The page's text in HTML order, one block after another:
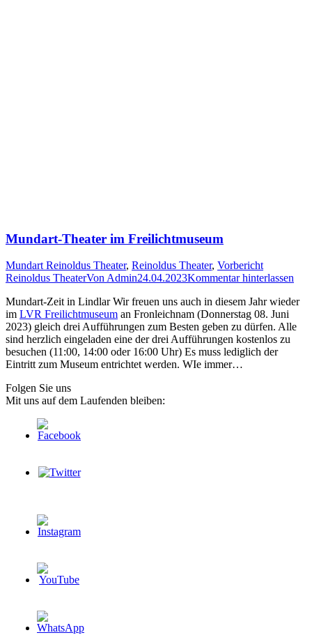
Mundart-Theater im Freilichtmuseum
Mundart Reinoldus Theater, Reinoldus Theater, Vorbericht
Reinoldus TheaterVon Admin24.04.2023Kommentar hinterlassen
Mundart-Zeit in Lindlar Wir freuen uns auch in diesem Jahr wieder
im LVR Freilichtmuseum an Fronleichnam (Donnerstag 08. Juni
2023) gleich drei Aufführungen zum Besten geben zu dürfen. Alle
sind herzlich eingeladen eine der drei Aufführungen kostenlos zu
besuchen (11:00, 14:00 oder 16:00 Uhr) Es muss lediglich der
Eintritt zum Museum entrichtet werden. WIe immer…
Folgen Sie uns
Mit uns auf dem Laufenden bleiben: